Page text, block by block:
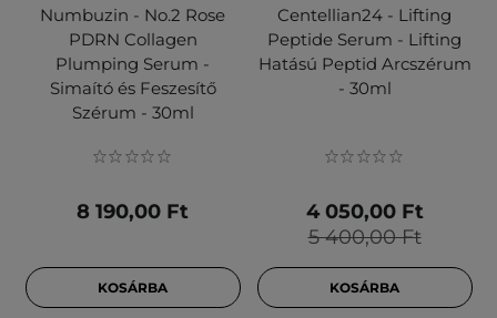
Numbuzin - No.2 Rose
PDRN Collagen
Plumping Serum -
Simaító és Feszesítő
Szérum - 30ml
8 190,00 Ft
KOSÁRBA
Centellian24 - Lifting
Peptide Serum - Lifting
Hatású Peptid Arcszérum
- 30ml
5 400,00 Ft
4 050,00 Ft
KOSÁRBA